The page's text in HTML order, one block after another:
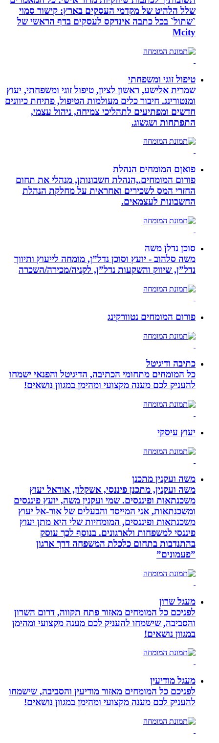
שלל הלהיט של מקדמי העסקים בארץ: קישור סמוי
`שתול` בכל כתבה אינדקס לעסקים בדף הראשי של
Mcity
טיפול זוגי ומשפחתי
שמרית אלישע, ראשון לציון, טיפול זוגי ומשפחתי, יעוץ
ומנטורינג. חיבור כלים מעולמות הטיפול, פתיחת כיוונים
חדשים ומפתיעים לתהליכי צמיחה, ניהול עצמי,
התפתחות ושגשוג.
פואןם המומחים הנהלת
פורום המומחים.,הנהלת חשבונותן, מנהלי את תחום
החזרי המס לשכירים ואחראית על מחלקת הנהלת
החשבונות לעצמאים.
סוכן נדלן משה
משה סלהוב - יועץ וסוכן נדל”ן, מומחה לייעוץ ותיווך
נדל”ן, שיווק והשקעות נדל”ן, לקניה/מכירה/השכרה
פורום המומחים נטוורקינג
כתיבה ודיגיטל
כל המומחים מתחומי הכתיבה, הדיגיטל והפנאי ישמחו
להעניק לכם מענה מקצועי ומהימן במגוון נושאים!
יעוץ עיסקי
משה ועקנין מתכנן
משה ועקנין, מתכנן פיננסי, אשקלון, אוראל יעוץ
משכנתאות ופיננסים. שמי ועקנין משה, יועץ פיננסים
ומשכנתאות, אני המייסד והבעלים של אור-אל יעוץ
משכנתאות ופיננסים, המומחיות שלי היא מתן יעוץ
פיננסי למשפחות ולארגונים. בנוסף לכך עוסק
בהתנדבות בתחום כלכלת המשפחה דרך ארגון
”פעמונים”
מעגל שרון
לפניכם כל המומחים מאזור פתח תקווה, דרום השרון
והסביבה, שישמחו להעניק לכם מענה מקצועי ומהימן
במגוון נושאים!
מעגל מודיעין
לפניכם כל המומחים מאזור מודיעין והסביבה, שישמחו
להעניק לכם מענה מקצועי ומהימן במגוון נושאים!